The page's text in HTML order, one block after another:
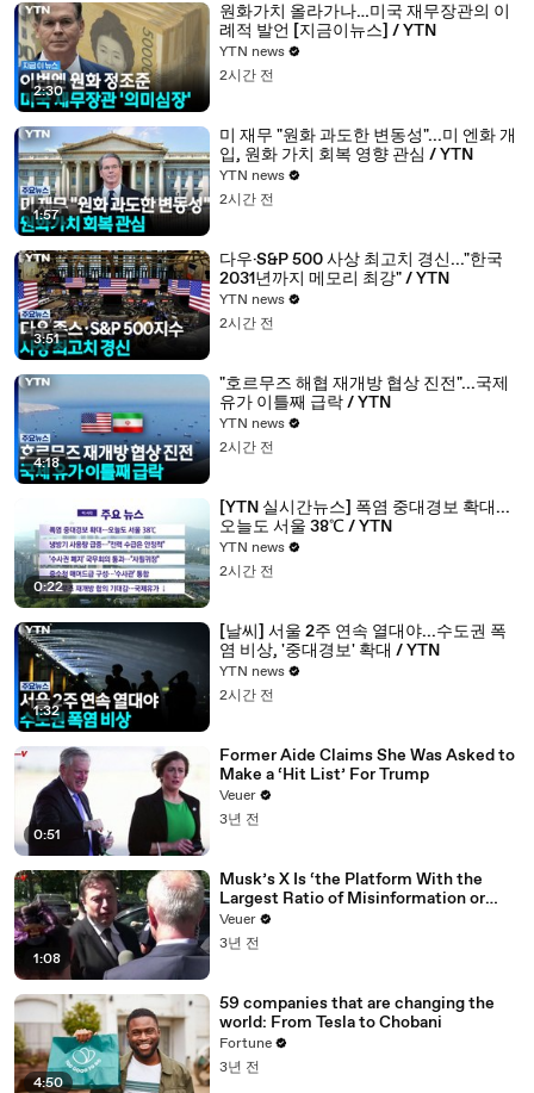
2:30
원화가치 올라가나…미국 재무장관의 이
례적 발언 [지금이뉴스] / YTN
YTN news
2시간 전
1:57
미 재무 "원화 과도한 변동성"...미 엔화 개
입, 원화 가치 회복 영향 관심 / YTN
YTN news
2시간 전
3:51
다우·S&P 500 사상 최고치 경신..."한국
2031년까지 메모리 최강" / YTN
YTN news
2시간 전
4:18
"호르무즈 해협 재개방 협상 진전"...국제
유가 이틀째 급락 / YTN
YTN news
2시간 전
0:22
[YTN 실시간뉴스] 폭염 중대경보 확대...
오늘도 서울 38℃ / YTN
YTN news
2시간 전
1:32
[날씨] 서울 2주 연속 열대야...수도권 폭
염 비상, '중대경보' 확대 / YTN
YTN news
2시간 전
0:51
Former Aide Claims She Was Asked to
Make a ‘Hit List’ For Trump
Veuer
3년 전
1:08
Musk’s X Is ‘the Platform With the
Largest Ratio of Misinformation or
Disinformation’ Amongst All Social
Media Platforms
Veuer
3년 전
4:50
59 companies that are changing the
world: From Tesla to Chobani
Fortune
3년 전